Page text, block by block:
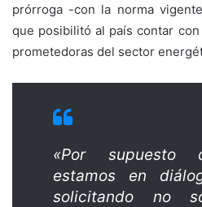
prórroga -con la norma
que posibilitó al país contar
prometedoras del sector
«Por supuesto
estamos en
solicitando no